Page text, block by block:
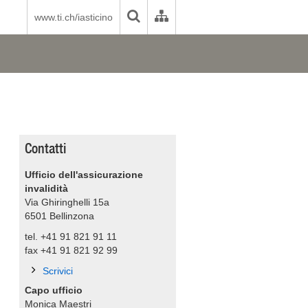
www.ti.ch/iasticino
Contatti
Ufficio dell'assicurazione
invalidità
Via Ghiringhelli 15a
6501 Bellinzona
tel. +41 91 821 91 11
fax +41 91 821 92 99
Scrivici
Capo ufficio
Monica Maestri